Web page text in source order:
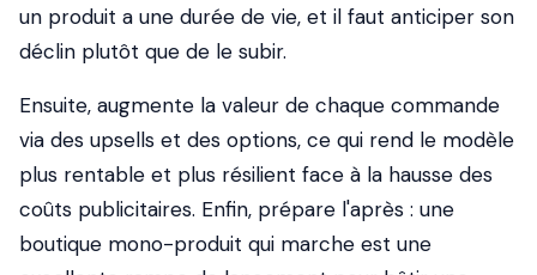
un produit a une durée de vie, et il faut anticiper son
déclin plutôt que de le subir.
Ensuite, augmente la valeur de chaque commande
via des upsells et des options, ce qui rend le modèle
plus rentable et plus résilient face à la hausse des
coûts publicitaires. Enfin, prépare l'après : une
boutique mono-produit qui marche est une